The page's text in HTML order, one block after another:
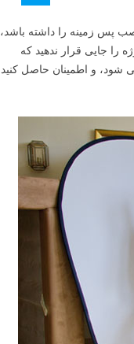
پس زمینه را داشته باشد،
را جایی قرار ندهید که
شود، و اطمینان حاصل کنید